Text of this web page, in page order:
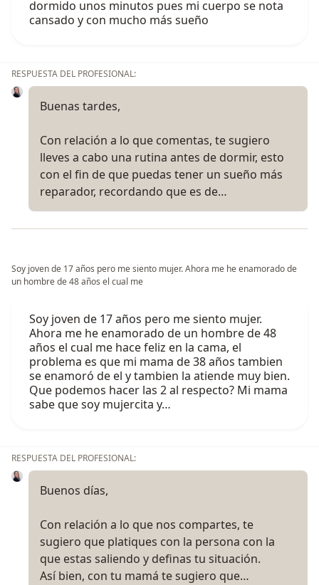
dormido unos minutos pues mi cuerpo se nota
cansado y con mucho más sueño
RESPUESTA DEL PROFESIONAL:
Buenas tardes,
Con relación a lo que comentas, te sugiero
lleves a cabo una rutina antes de dormir, esto
con el fin de que puedas tener un sueño más
reparador, recordando que es de…
Soy joven de 17 años pero me siento mujer. Ahora me he enamorado de
un hombre de 48 años el cual me
Soy joven de 17 años pero me siento mujer.
Ahora me he enamorado de un hombre de 48
años el cual me hace feliz en la cama, el
problema es que mi mama de 38 años tambien
se enamoró de el y tambien la atiende muy bien.
Que podemos hacer las 2 al respecto? Mi mama
sabe que soy mujercita y…
RESPUESTA DEL PROFESIONAL:
Buenos días,
Con relación a lo que nos compartes, te
sugiero que platiques con la persona con la
que estas saliendo y definas tu situación.
Así bien, con tu mamá te sugiero que…